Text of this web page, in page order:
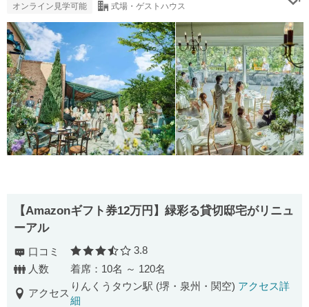
オンライン見学可能 式場・ゲストハウス
【Amazonギフト券12万円】緑彩る貸切邸宅がリニュ
ーアル
口コミ 口コミ評価
3.8
人数
着席：10名 ～ 120名
アクセス
りんくうタウン駅 (堺・泉州・関空) アクセス詳
細